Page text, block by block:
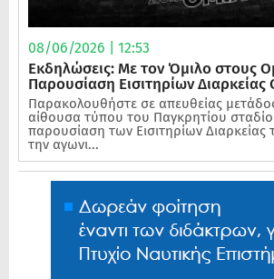
08/06/2026 | 12:53
Εκδηλώσεις: Με τον Όμιλο στους
Παρουσίαση Εισιτηρίων
Παρακολουθήστε σε απευθείας
αίθουσα τύπου του Παγκρητίου
παρουσίαση των Εισιτηρίων
την αγωνι...